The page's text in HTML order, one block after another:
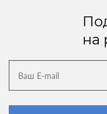
на